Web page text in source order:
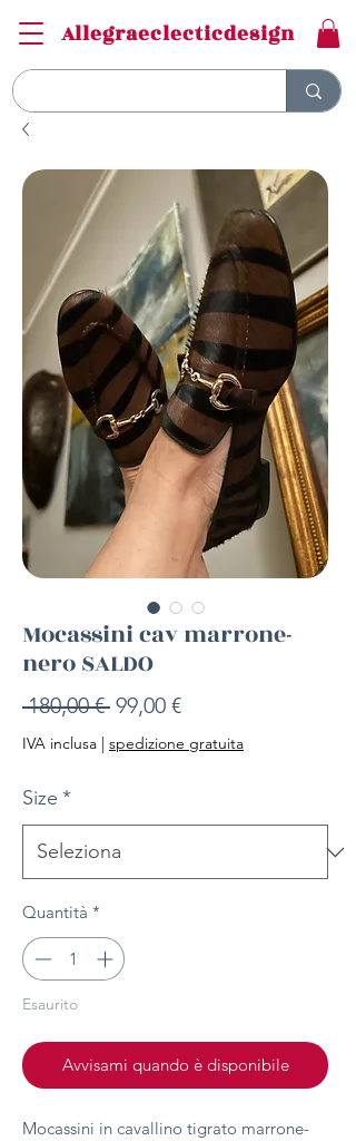
Allegraeclecticdesign
Mocassini cav marrone-
nero SALDO
180,00 € Prezzo
regolare
99,00 €Prezzo
scontato
IVA inclusa | spedizione gratuita
Size *
Quantità *
Esaurito
Avvisami quando è disponibile
Mocassini in cavallino tigrato marrone-